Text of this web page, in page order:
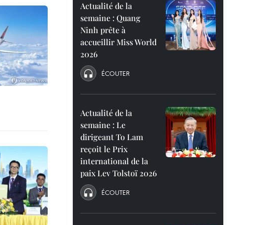
Actualité de la
semaine : Quang
Ninh prête à
accueillir Miss World
2026
ÉCOUTER
Actualité de la
semaine : Le
dirigeant To Lam
reçoit le Prix
international de la
paix Lev Tolstoï 2026
ÉCOUTER